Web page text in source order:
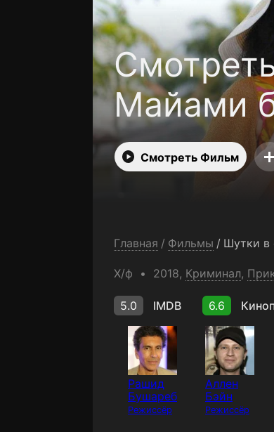
Майами
Смотреть Фильм
Главная / Фильмы /
Х/ф 2018, Криминал,
5.0 IMDB 6.6
Рашид
Бушареб
Режиссёр
Аллен
Бэйн
Режиссёр